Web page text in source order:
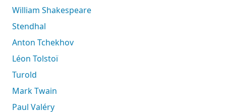
William Shakespeare
Stendhal
Anton Tchekhov
Léon Tolstoï
Turold
Mark Twain
Paul Valéry